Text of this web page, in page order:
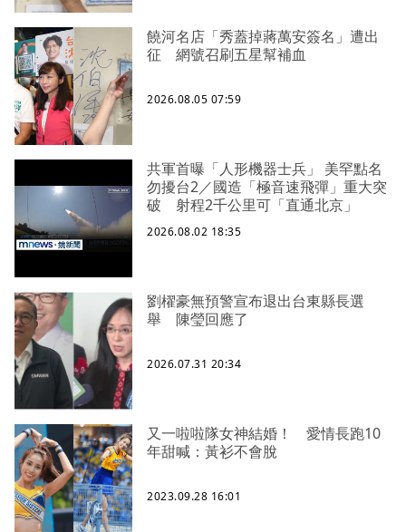
饒河名店「秀蓋掉蔣萬安簽名」遭出
征 網號召刷五星幫補血
2026.08.05 07:59
共軍首曝「人形機器士兵」 美罕點名
勿擾台2／國造「極音速飛彈」重大突
破 射程2千公里可「直通北京」
2026.08.02 18:35
劉櫂豪無預警宣布退出台東縣長選
舉 陳瑩回應了
2026.07.31 20:34
又一啦啦隊女神結婚！ 愛情長跑10
年甜喊：黃衫不會脫
2023.09.28 16:01